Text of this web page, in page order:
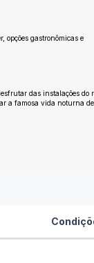
opções gastronômicas e
das instalações do
a famosa vida noturna de